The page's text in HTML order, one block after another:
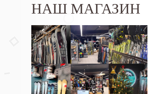
НАШ МАГАЗИН